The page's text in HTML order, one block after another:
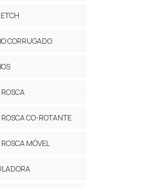
CORRUGADO
CO-ROTANTE
MÓVEL